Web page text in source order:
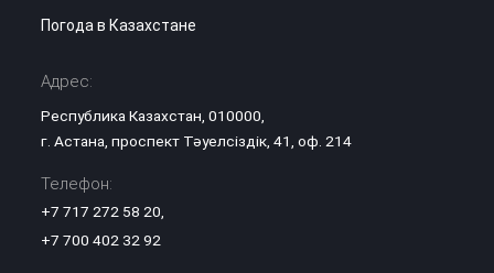
Погода в Казахстане
Адрес:
Республика Казахстан, 010000,
г. Астана, проспект Тәуелсіздік, 41, оф. 214
Телефон:
+7 717 272 58 20
+7 700 402 32 92